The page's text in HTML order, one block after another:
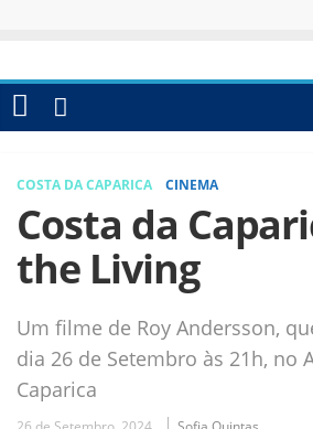
COSTA DA CAPARICA CINEMA
Costa da
the Living
Um filme de Roy Andersson,
dia 26 de Setembro às 21h, no
Caparica